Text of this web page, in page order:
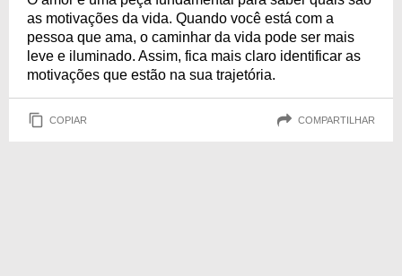
as motivações da vida. Quando você está com a
pessoa que ama, o caminhar da vida pode ser mais
leve e iluminado. Assim, fica mais claro identificar as
motivações que estão na sua trajetória.
COPIAR COMPARTILHAR